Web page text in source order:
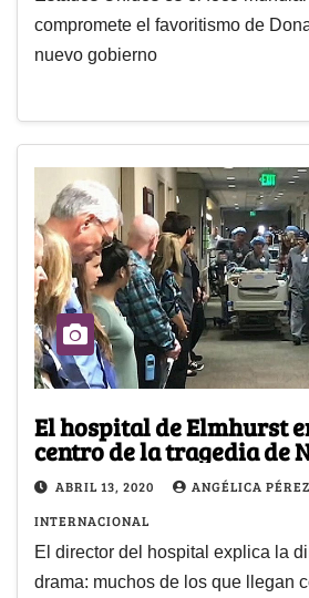
compromete el favoritismo de
nuevo gobierno
El hospital de Elmhurst
centro de la tragedia de
ABRIL 13, 2020
ANGÉLICA
INTERNACIONAL
El director del hospital explica la
drama: muchos de los que llegan